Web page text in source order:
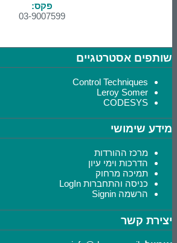
פקס:
03-9007599
שותפים אסטרטגיים
Control Techniques
Leroy Somer
CODESYS
מידע שימושי
מרכז ההורדות
הדרכות וימי עיון
תמיכה מרחוק
כניסה והתחברות LogIn
הרשמה Signin
יצירת קשר